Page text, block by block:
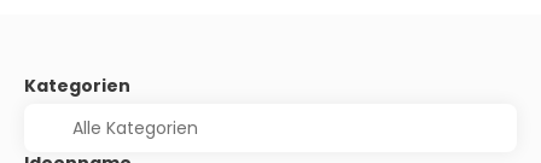
Kategorien